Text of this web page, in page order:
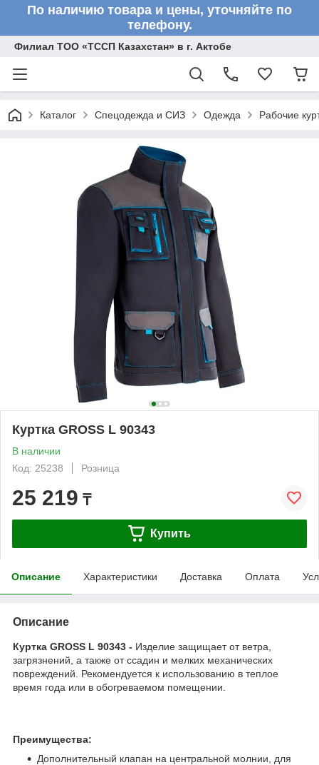
По наличию товара и цены, уточняйте по
телефону.
Филиал ТОО «ТССП Казахстан» в г. Актобе
Каталог Спецодежда и СИЗ Одежда Рабочие
Куртка GROSS L 90343
В наличии
Код: 25238
Розница
25 219 ₸
Купить
Описание Характеристики Доставка Оплата
Описание
Куртка GROSS L 90343 - Изделие защищает от ветра,
загрязнений, а также от ссадин и мелких механических
повреждений. Рекомендуется к использованию в теплое
время года или в обогреваемом помещении.
Преимущества:
Дополнительный клапан на центральной молнии, для